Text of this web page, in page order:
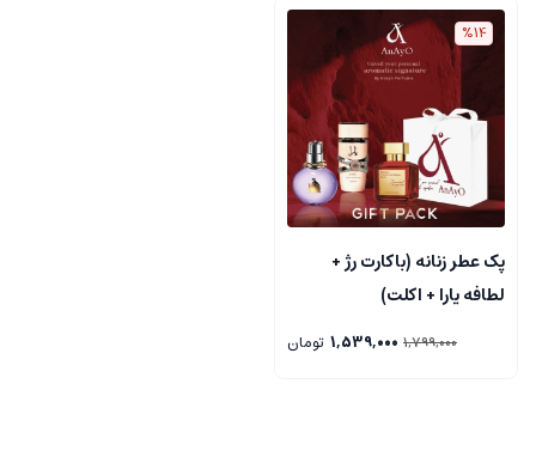
%14
پک عطر زنانه (باکارت رژ +
لطافه یارا + اکلت)
1,799,000
1,539,000 تومان